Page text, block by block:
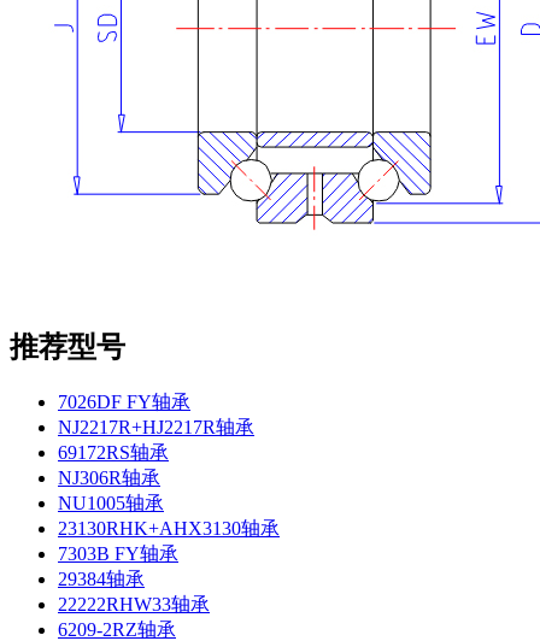
推荐型号
7026DF FY轴承
NJ2217R+HJ2217R轴承
69172RS轴承
NJ306R轴承
NU1005轴承
23130RHK+AHX3130轴承
7303B FY轴承
29384轴承
22222RHW33轴承
6209-2RZ轴承